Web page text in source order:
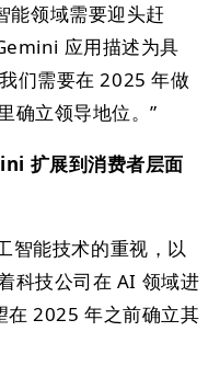
能领域需要迎头赶
应用描述为具
们需要在 2025 年做
确立领导地位。”
扩展到消费者层面
智能技术的重视，以
科技公司在 AI 领域进
在 2025 年之前确立其